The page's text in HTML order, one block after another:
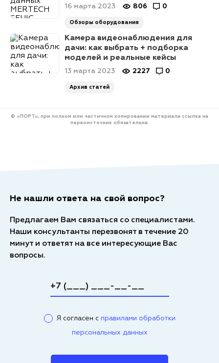
16 марта 2023 806 0
Обзоры оборудования
Камера видеонаблюдения для
дачи: как выбрать + подборка
моделей и реальные кейсы
13 марта 2023 2227 0
Архив статей
© «ПОРТ», при полном или частичном копировании материала ссылка на
первоисточник обязательна.
Не нашли ответа на свой вопрос?
Предлагаем Вам связаться со специалистами.
Наши консультанты перезвонят в течение 20
минут и ответят на все интересующие Вас
вопросы.
Я согласен с правилами обработки
персональных данных